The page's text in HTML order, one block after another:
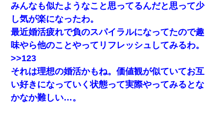
昨日37歳のおばさんと行為したんだけどめちゃくちゃだった
転職先が決まったので退職の意思を伝えたら。上司「無責任」
反論をしてみた
高1のとき男に襲われ、不妊の叔母に頼まれて出産。→叔母夫婦が
養子縁組してアメリカに子供を連れ帰った。→9・11で叔母夫婦が
亡くなってしまい…
みんなも似たようなこと思ってるんだと思って少
し気が楽になったわ。
最近婚活疲れで負のスパイラルになってたので趣
味やら他のことやってリフレッシュしてみるわ。
>>123
それは理想の婚活かもね。価値観が似ていてお互
い好きになっていく状態って実際やってみるとな
かなか難しい…。